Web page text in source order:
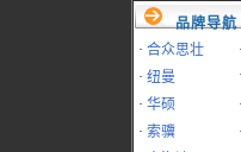
品牌导航
· 合众思壮 ·
· 纽曼 ·
· 华硕 ·
· 索骥 ·